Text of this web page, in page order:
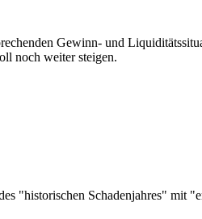
Gewinn- und
noch weiter steigen.
"historischen Schadenjahres" mit